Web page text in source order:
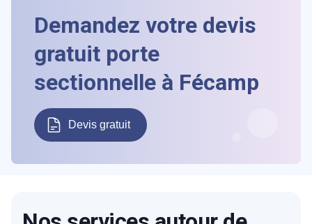
Demandez votre devis
gratuit porte
sectionnelle à Fécamp
Devis gratuit